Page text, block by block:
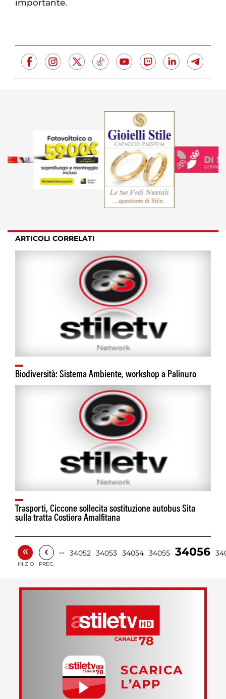
importante.
ARTICOLI CORRELATI
Biodiversità: Sistema Ambiente, workshop a Palinuro
Trasporti, Ciccone sollecita sostituzione autobus Sita
sulla tratta Costiera Amalfitana
«
INIZIO
‹
PREC.
… 34052 34053 34054 34055 34056
SCARICA
L’APP